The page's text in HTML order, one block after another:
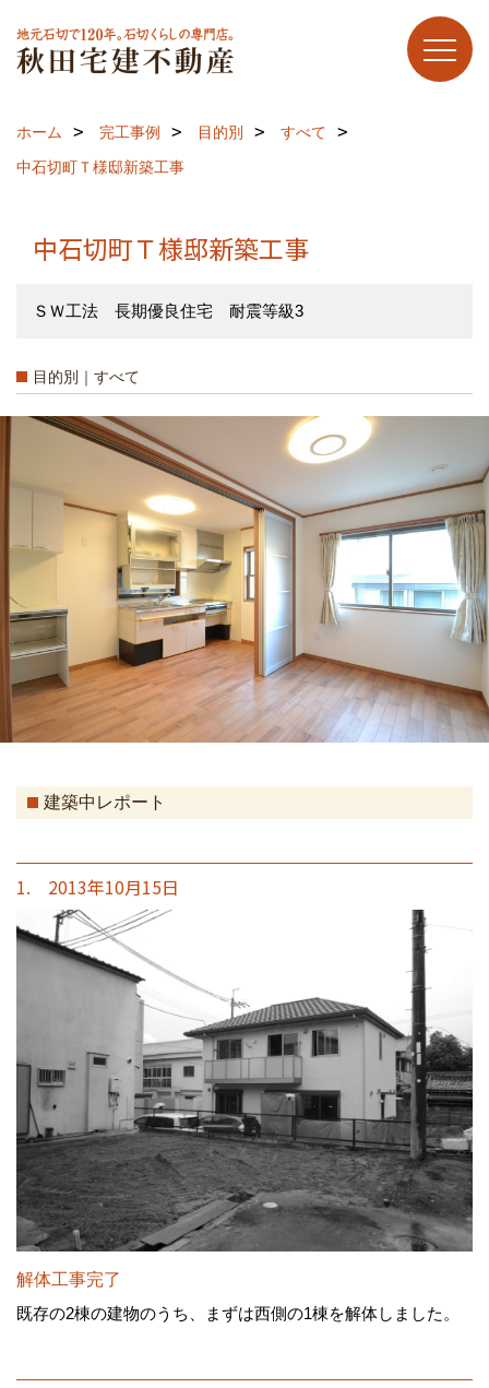
ホーム 完工事例 目的別
すべて
中石切町Ｔ様邸新築工事
中石切町Ｔ様邸新築工事
ＳＷ工法 長期優良住宅 耐震等級3
目的別｜すべて
建築中レポート
1. 2013年10月15日
解体工事完了
既存の2棟の建物のうち、まずは西側の1棟を解体しました。